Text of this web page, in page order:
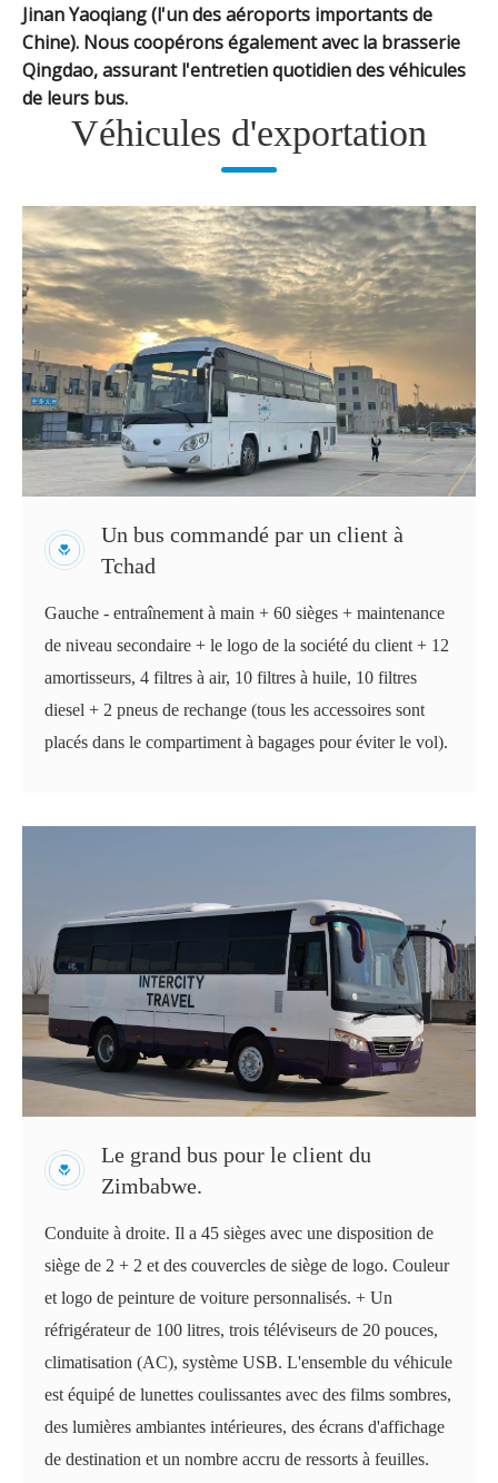
Jinan Yaoqiang (l'un des aéroports importants de
Chine). Nous coopérons également avec la brasserie
Qingdao, assurant l'entretien quotidien des véhicules
de leurs bus.
Véhicules d'exportation
Un bus commandé par un client à
Tchad
Gauche - entraînement à main + 60 sièges + maintenance
de niveau secondaire + le logo de la société du client + 12
amortisseurs, 4 filtres à air, 10 filtres à huile, 10 filtres
diesel + 2 pneus de rechange (tous les accessoires sont
placés dans le compartiment à bagages pour éviter le vol).
Le grand bus pour le client du
Zimbabwe.
Conduite à droite. Il a 45 sièges avec une disposition de
siège de 2 + 2 et des couvercles de siège de logo. Couleur
et logo de peinture de voiture personnalisés. + Un
réfrigérateur de 100 litres, trois téléviseurs de 20 pouces,
climatisation (AC), système USB. L'ensemble du véhicule
est équipé de lunettes coulissantes avec des films sombres,
des lumières ambiantes intérieures, des écrans d'affichage
de destination et un nombre accru de ressorts à feuilles.